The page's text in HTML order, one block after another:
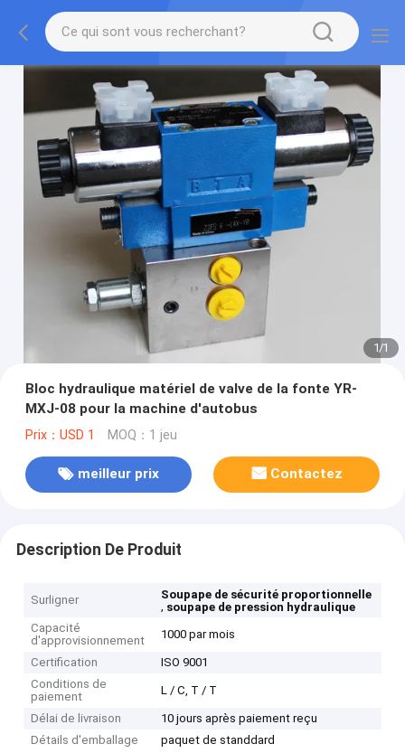
1/1
Bloc hydraulique matériel de valve de la fonte YR-
MXJ-08 pour la machine d'autobus
Prix：USD 1 MOQ：1 jeu
meilleur prix Contactez
Description De Produit
Surligner
Soupape de sécurité proportionnelle
, soupape de pression hydraulique
Capacité
d'approvisionnement
1000 par mois
Certification
ISO 9001
Conditions de
paiement
L / C, T / T
Délai de livraison
10 jours après paiement reçu
Détails d'emballage
paquet de standdard